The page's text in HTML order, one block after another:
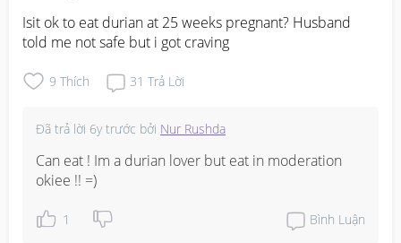
Isit ok to eat durian at 25 weeks pregnant? Husband
told me not safe but i got craving
9 Thích 31 Trả Lời
Đã trả lời 6y trước bởi Nur Rushda
Can eat ! Im a durian lover but eat in moderation
okiee !! =)
1 Bình Luận